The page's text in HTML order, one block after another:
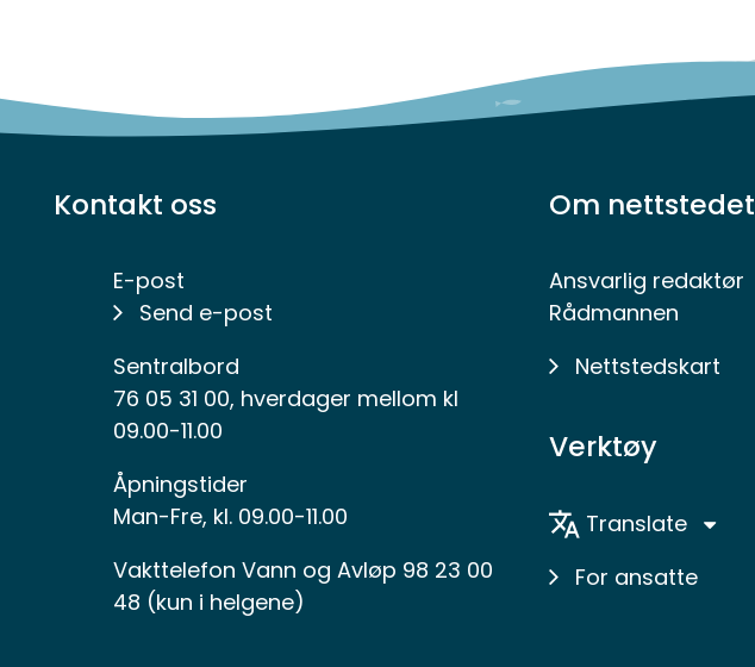
Kontakt oss
E-post
Send e-post
Sentralbord
76 05 31 00, hverdager mellom kl
09.00-11.00
Åpningstider
Man-Fre, kl. 09.00-11.00
Vakttelefon Vann og Avløp 98 23 00
48 (kun i helgene)
Om nettstedet
Ansvarlig redaktør
Rådmannen
Nettstedskart
Verktøy
Translate
For ansatte